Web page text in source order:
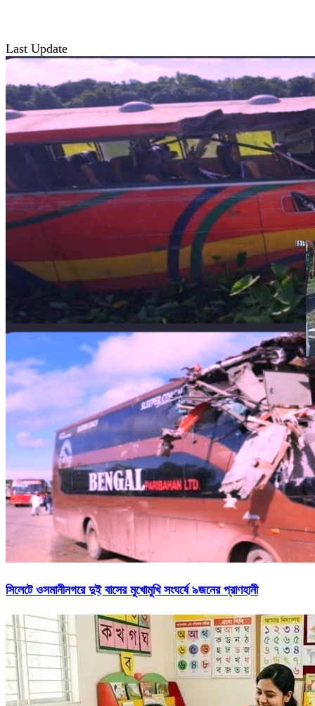
Last Update
সিলেটে ওসমানীনগরে দুই বাসের মুখোমুখি সংঘর্ষে ৯জনের প্রাণহানী